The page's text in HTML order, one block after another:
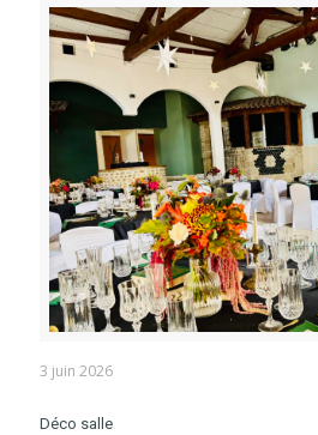
3 juin 2026
Déco salle